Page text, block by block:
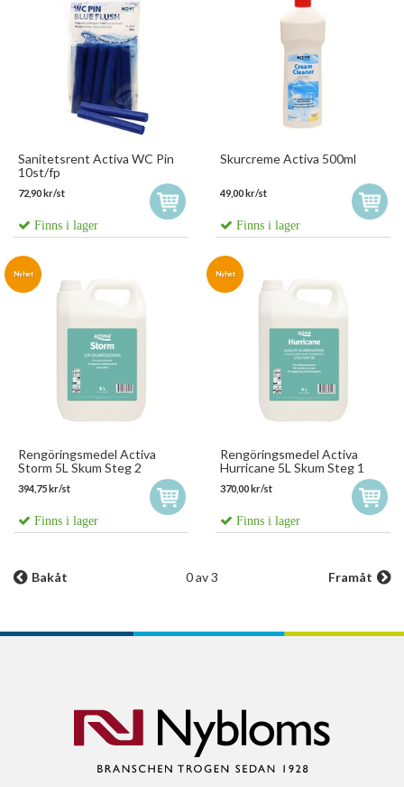
Sanitetsrent Activa WC Pin
10st/fp
72,90 kr/st
Finns i lager
Skurcreme Activa 500ml
49,00 kr/st
Finns i lager
Nyhet
Rengöringsmedel Activa
Storm 5L Skum Steg 2
394,75 kr/st
Finns i lager
Nyhet
Rengöringsmedel Activa
Hurricane 5L Skum Steg 1
370,00 kr/st
Finns i lager
Bakåt 0 av 3 Framåt